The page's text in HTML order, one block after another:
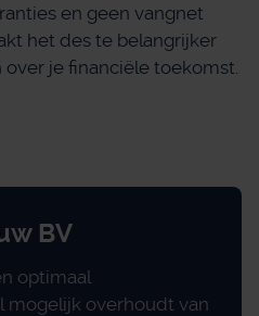
en geen vangnet
het des te belangrijker
je financiële toekomst.
BV
optimaal
mogelijk overhoudt van